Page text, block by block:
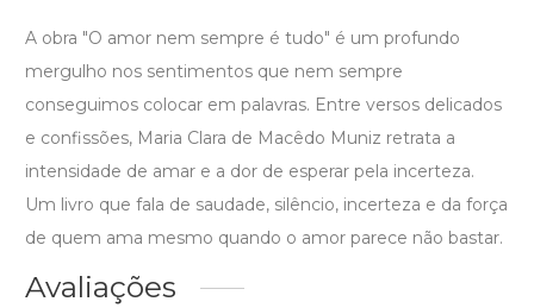
A obra "O amor nem sempre é tudo" é um profundo
mergulho nos sentimentos que nem sempre
conseguimos colocar em palavras. Entre versos delicados
e confissões, Maria Clara de Macêdo Muniz retrata a
intensidade de amar e a dor de esperar pela incerteza.
Um livro que fala de saudade, silêncio, incerteza e da força
de quem ama mesmo quando o amor parece não bastar.
Avaliações